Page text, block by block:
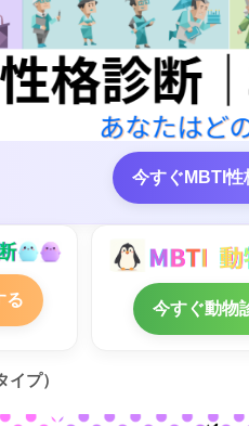
今すぐMBTI性
る 今すぐ動物
プ）